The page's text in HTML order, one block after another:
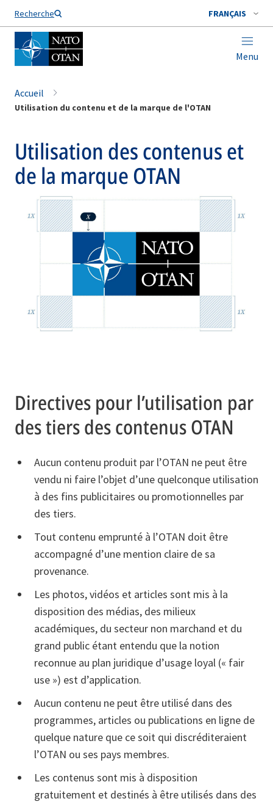
Recherche FRANÇAIS
Menu
Nom de famille*
Accueil
Utilisation du contenu et de la marque de l'OTAN
Utilisation des contenus et
de la marque OTAN
Directives pour l’utilisation par
des tiers des contenus OTAN
Aucun contenu produit par l’OTAN ne peut être
vendu ni faire l’objet d’une quelconque utilisation
à des fins publicitaires ou promotionnelles par
des tiers.
Tout contenu emprunté à l’OTAN doit être
accompagné d’une mention claire de sa
provenance.
Les photos, vidéos et articles sont mis à la
disposition des médias, des milieux
académiques, du secteur non marchand et du
grand public étant entendu que la notion
reconnue au plan juridique d’usage loyal (« fair
use ») est d’application.
Aucun contenu ne peut être utilisé dans des
programmes, articles ou publications en ligne de
quelque nature que ce soit qui discréditeraient
l’OTAN ou ses pays membres.
Les contenus sont mis à disposition
gratuitement et destinés à être utilisés dans des